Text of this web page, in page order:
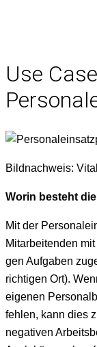
Use Case
Bild­nach­weis:
Worin beste­ht
Mit der
Mitar­bei­t­en­den
gen Auf­gaben
richti­gen Ort).
eige­nen
fehlen, kann dies
neg­a­tiv­en